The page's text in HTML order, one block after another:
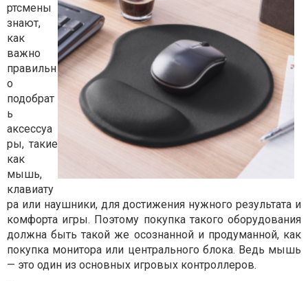
ртсмены
знают,
как
важно
правильн
о
подобрат
ь
аксессуа
ры, такие
как
мышь,
клавиату
ра или наушники, для достижения нужного результата и
комфорта игры. Поэтому покупка такого оборудования
должна быть такой же осознанной и продуманной, как
покупка монитора или центрального блока. Ведь мышь
— это один из основных игровых контроллеров.